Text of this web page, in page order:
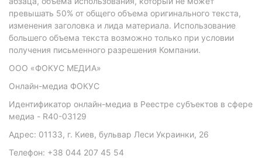
превышать 50% от общего объема оригинального текста,
изменения заголовка и лида материала. Использование
большего объема текста возможно только при условии
получения письменного разрешения Компании.
ООО «ФОКУС МЕДИА»
Онлайн-медиа ФОКУС
Идентификатор онлайн-медиа в Реестре субъектов в сфере
медиа - R40-03129
Адрес: 01133, г. Киев, бульвар Леси Украинки, 26
Телефон: +38 044 207 45 54